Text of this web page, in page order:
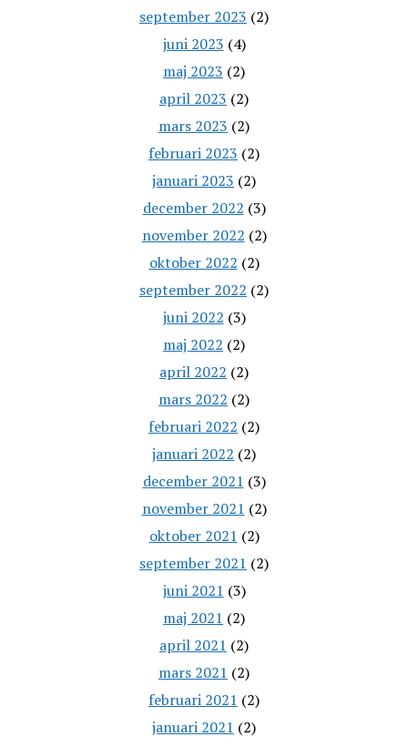
september 2023 (2)
juni 2023 (4)
maj 2023 (2)
april 2023 (2)
mars 2023 (2)
februari 2023 (2)
januari 2023 (2)
december 2022 (3)
november 2022 (2)
oktober 2022 (2)
september 2022 (2)
juni 2022 (3)
maj 2022 (2)
april 2022 (2)
mars 2022 (2)
februari 2022 (2)
januari 2022 (2)
december 2021 (3)
november 2021 (2)
oktober 2021 (2)
september 2021 (2)
juni 2021 (3)
maj 2021 (2)
april 2021 (2)
mars 2021 (2)
februari 2021 (2)
januari 2021 (2)